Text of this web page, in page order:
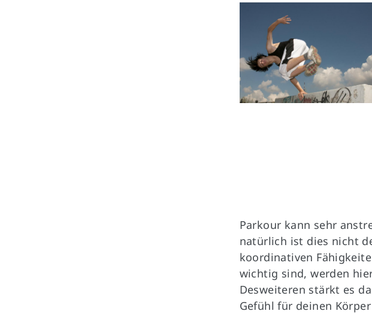
Parkour kann sehr
natürlich ist dies nicht
koordinativen
wichtig sind, werden
Desweiteren stärkt es
Gefühl für deinen